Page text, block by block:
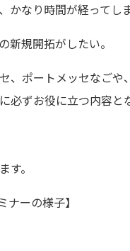
かなり時間が経って
新規開拓がしたい。
、ポートメッセなご
必ずお役に立つ内容と
す。
ナーの様子】